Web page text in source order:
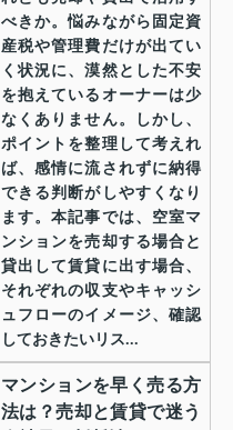
べきか。悩みながら固定資
産税や管理費だけが出てい
く状況に、漠然とした不安
を抱えているオーナーは少
なくありません。しかし、
ポイントを整理して考えれ
ば、感情に流されずに納得
できる判断がしやすくなり
ます。本記事では、空室マ
ンションを売却する場合と
貸出して賃貸に出す場合、
それぞれの収支やキャッシ
ュフローのイメージ、確認
しておきたいリス...
マンションを早く売る方
法は？売却と賃貸で迷う